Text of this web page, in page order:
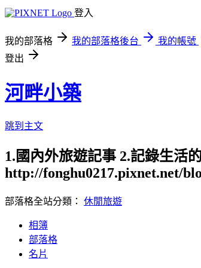
登入
我的部落格 我的部落格後台
我的帳號
登出
河畔小築
跳到主文
1.國內外旅遊記事 2.記錄生活
http://fonghu0217.pixnet.net/
部落格全站分類： 休閒旅遊
相簿
部落格
名片